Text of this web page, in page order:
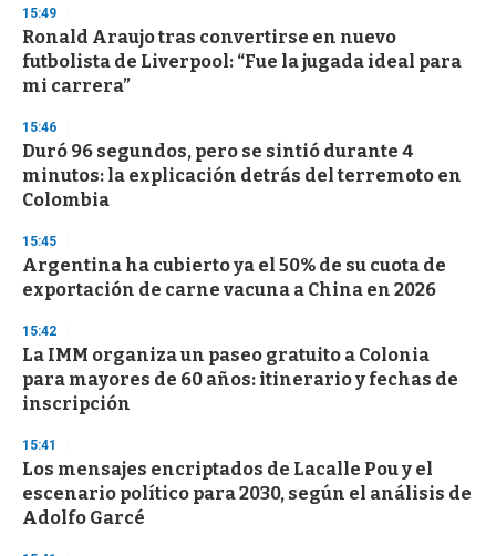
s
e
c
o
n
15:49
Ronald Araujo tras convertirse en nuevo
futbolista de Liverpool: “Fue la jugada ideal para
mi carrera”
15:46
Duró 96 segundos, pero se sintió durante 4
minutos: la explicación detrás del terremoto en
Colombia
15:45
Argentina ha cubierto ya el 50% de su cuota de
exportación de carne vacuna a China en 2026
15:42
La IMM organiza un paseo gratuito a Colonia
para mayores de 60 años: itinerario y fechas de
inscripción
15:41
Los mensajes encriptados de Lacalle Pou y el
escenario político para 2030, según el análisis de
Adolfo Garcé